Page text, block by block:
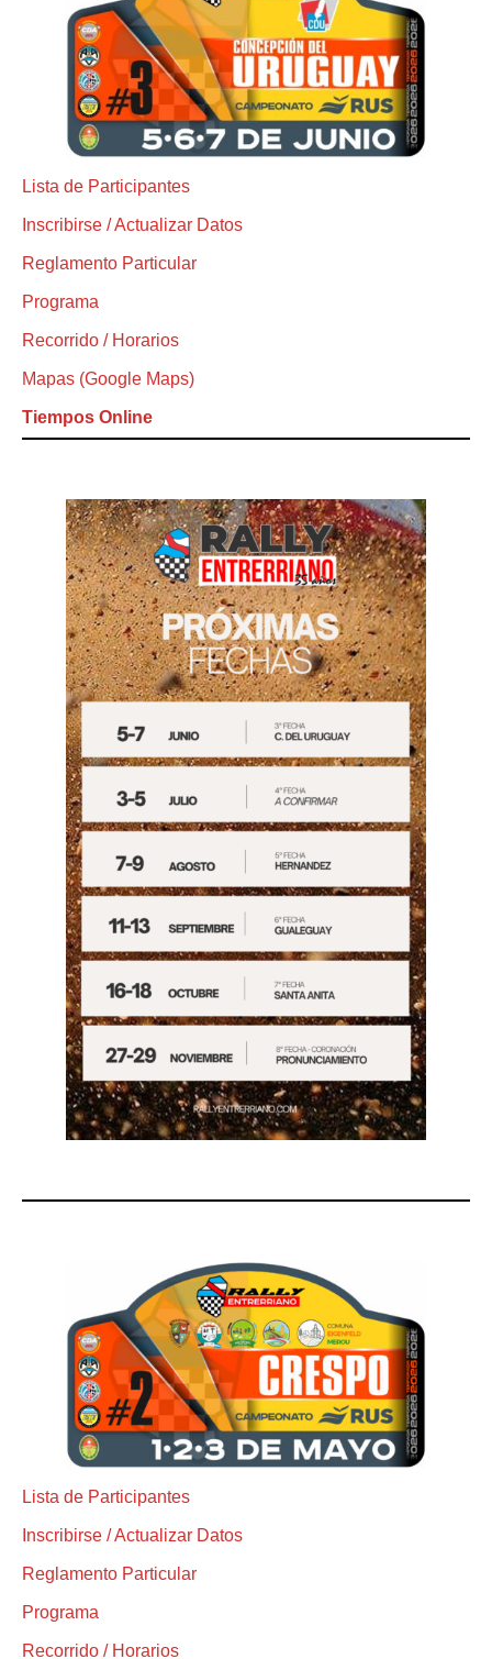
Lista de Participantes
Inscribirse / Actualizar Datos
Reglamento Particular
Programa
Recorrido / Horarios
Mapas (Google Maps)
Tiempos Online
Lista de Participantes
Inscribirse / Actualizar Datos
Reglamento Particular
Programa
Recorrido / Horarios